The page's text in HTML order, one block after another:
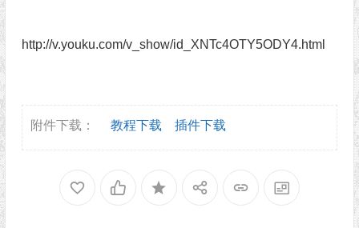
http://v.youku.com/v_show/id_XNTc4OTY5ODY4.html
附件下载： 教程下载 插件下载